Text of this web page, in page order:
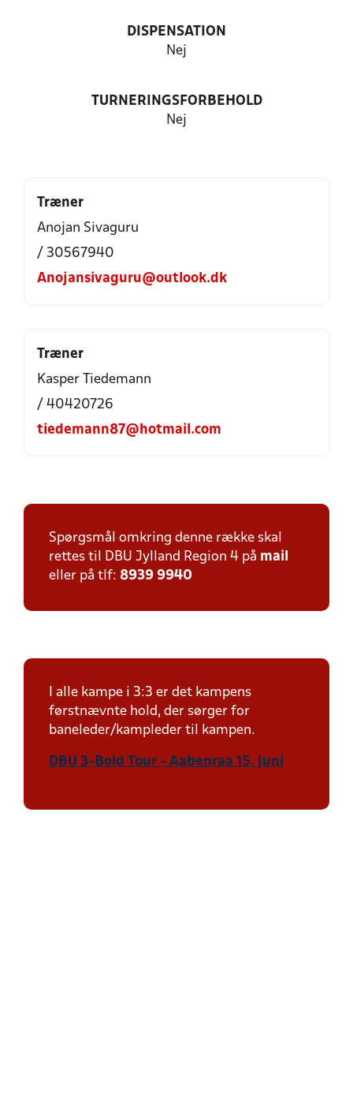
DISPENSATION
Nej
TURNERINGSFORBEHOLD
Nej
Træner
Anojan Sivaguru
/ 30567940
Anojansivaguru@outlook.dk
Træner
Kasper Tiedemann
/ 40420726
tiedemann87@hotmail.com
Spørgsmål omkring denne række skal
rettes til DBU Jylland Region 4 på mail
eller på tlf: 8939 9940
I alle kampe i 3:3 er det kampens
førstnævnte hold, der sørger for
baneleder/kampleder til kampen.
DBU 3-Bold Tour - Aabenraa 15. juni